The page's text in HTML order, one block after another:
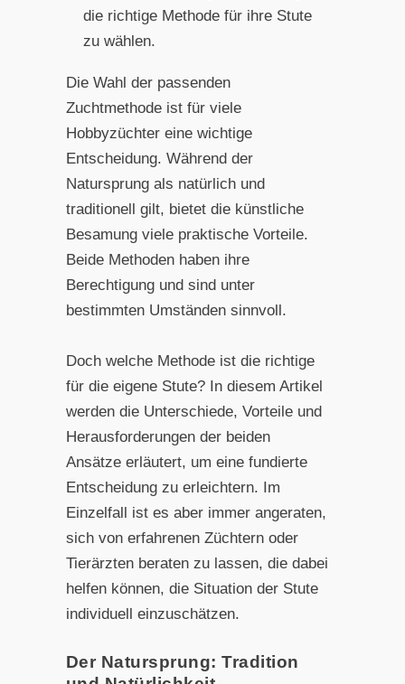
die richtige Methode für ihre Stute
zu wählen.
Die Wahl der passenden
Zuchtmethode ist für viele
Hobbyzüchter eine wichtige
Entscheidung. Während der
Natursprung als natürlich und
traditionell gilt, bietet die künstliche
Besamung viele praktische Vorteile.
Beide Methoden haben ihre
Berechtigung und sind unter
bestimmten Umständen sinnvoll.
Doch welche Methode ist die richtige
für die eigene Stute? In diesem Artikel
werden die Unterschiede, Vorteile und
Herausforderungen der beiden
Ansätze erläutert, um eine fundierte
Entscheidung zu erleichtern. Im
Einzelfall ist es aber immer angeraten,
sich von erfahrenen Züchtern oder
Tierärzten beraten zu lassen, die dabei
helfen können, die Situation der Stute
individuell einzuschätzen.
Der Natursprung: Tradition